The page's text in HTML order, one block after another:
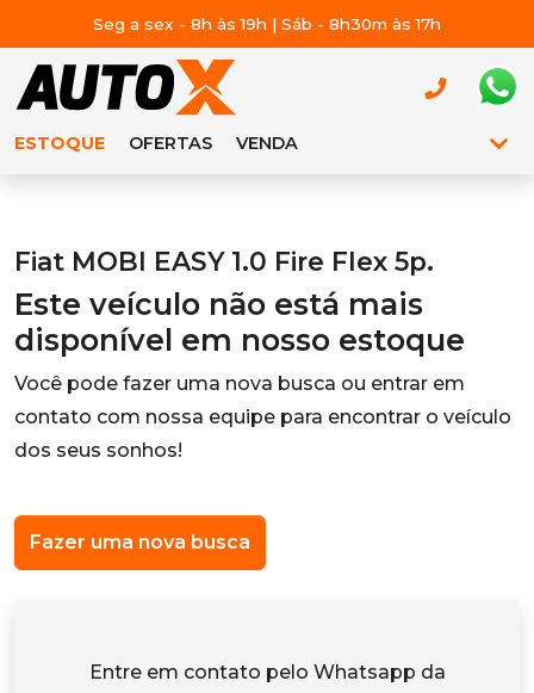
Seg a sex - 8h às 19h | Sáb - 8h30m às 17h
ESTOQUE OFERTAS VENDA
Fiat MOBI EASY 1.0 Fire Flex 5p.
Este veículo não está mais
disponível em nosso estoque
Você pode fazer uma nova busca ou entrar em
contato com nossa equipe para encontrar o veículo
dos seus sonhos!
Fazer uma nova busca
Entre em contato pelo Whatsapp da